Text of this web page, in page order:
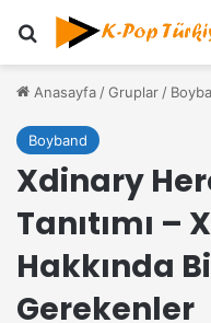
Anasayfa /Gruplar /
Boyband
Xdinary
Tanıtımı –
Hakkında
Gerekenler